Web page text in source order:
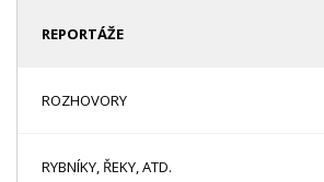
REPORTÁŽE
ROZHOVORY
RYBNÍKY, ŘEKY, ATD.